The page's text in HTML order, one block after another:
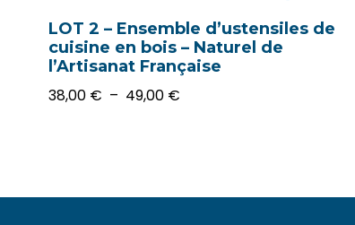
LOT 2 – Ensemble d’ustensiles de
cuisine en bois – Naturel de
l’Artisanat Française
38,00 € – 49,00 €Plage